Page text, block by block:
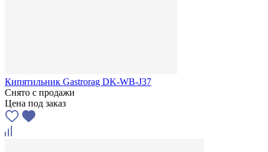
Кипятильник Gastrorag DK-WB-J37
Снято с продажи
Цена под заказ